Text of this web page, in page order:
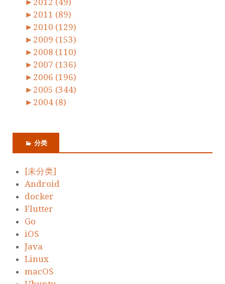
► 2011 (89)
► 2010 (129)
► 2009 (153)
► 2008 (110)
► 2007 (136)
► 2006 (196)
► 2005 (344)
► 2004 (8)
分类
[未分类]
Android
docker
Flutter
Go
iOS
Java
Linux
macOS